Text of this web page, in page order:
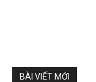
BÀI VIẾT MỚI